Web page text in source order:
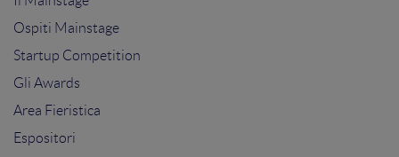
Ospiti Mainstage
Startup Competition
Gli Awards
Area Fieristica
Espositori